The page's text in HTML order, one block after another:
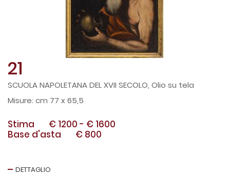
21
SCUOLA NAPOLETANA DEL XVII SECOLO, Olio su tela
cm 77 x 65,5
Stima € 1200 - € 1600
Base d'asta
€ 800
DETTAGLIO